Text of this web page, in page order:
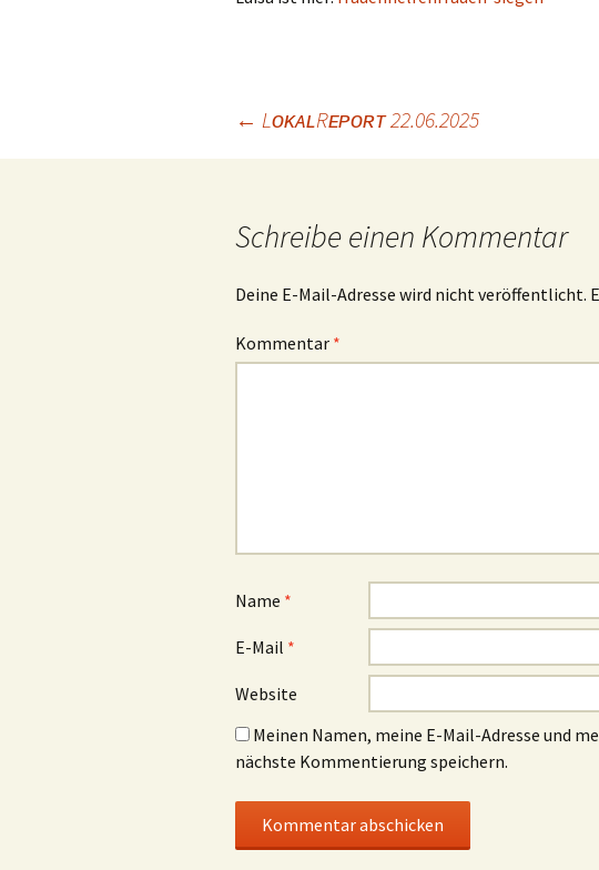
← LᴏᴋᴀʟRᴇᴘᴏʀᴛ 22.06.2025
Schreibe einen Kommentar
Deine E-Mail-Adresse wird nicht veröffentlicht.
Kommentar *
Name *
E-Mail *
Website
Meinen Namen, meine E-Mail-Adresse und
nächste Kommentierung speichern.